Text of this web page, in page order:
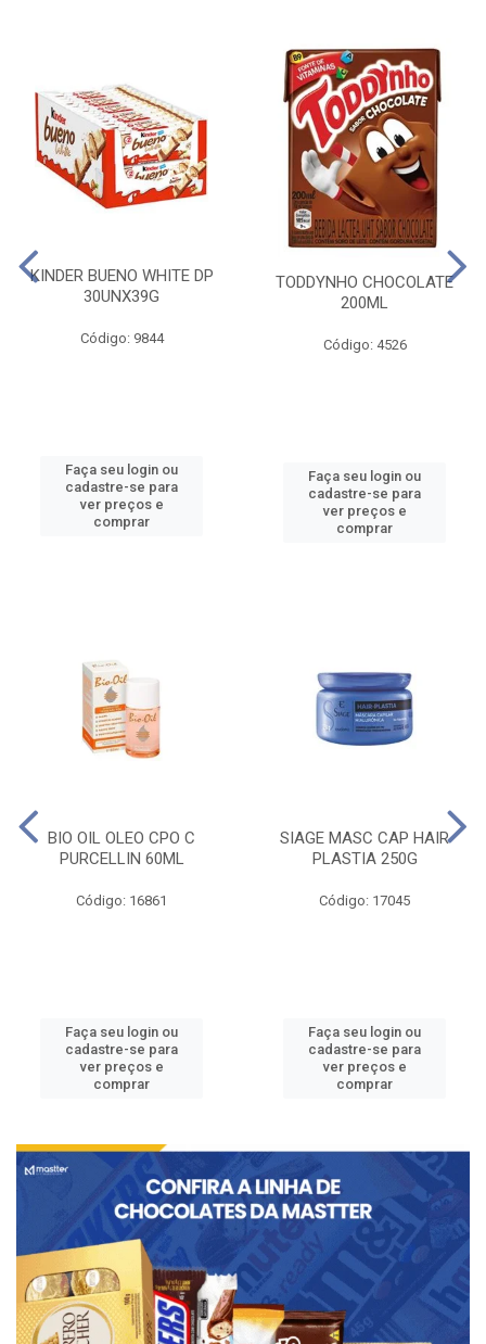
KINDER BUENO WHITE DP
30UNX39G
Código: 9844
Faça seu login ou
cadastre-se para
ver preços e
comprar
TODDYNHO CHOCOLATE
200ML
Código: 4526
Faça seu login ou
cadastre-se para
ver preços e
comprar
BIO OIL OLEO CPO C
PURCELLIN 60ML
Código: 16861
Faça seu login ou
cadastre-se para
ver preços e
comprar
SIAGE MASC CAP HAIR
PLASTIA 250G
Código: 17045
Faça seu login ou
cadastre-se para
ver preços e
comprar